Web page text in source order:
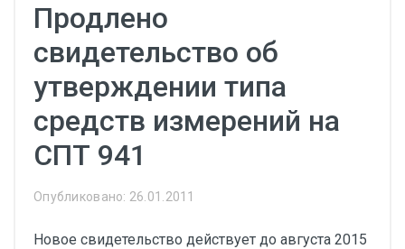
Продлено
свидетельство об
утверждении типа
средств измерений на
СПТ 941
Опубликовано: 26.01.2011
Новое свидетельство действует до августа 2015